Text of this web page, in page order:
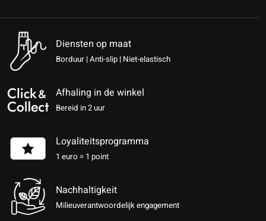
Diensten op maat
Borduur | Anti-slip | Niet-elastisch
Afhaling in de winkel
Bereid in 2 uur
Loyaliteitsprogramma
1 euro = 1 point
Nachhaltigkeit
Milieuverantwoordelijk engagement